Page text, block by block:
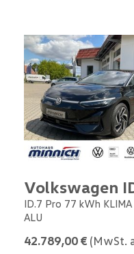
Volkswagen
ID.7 Pro 77 kWh KLIMA
ALU
42.789,00 € (MwSt.